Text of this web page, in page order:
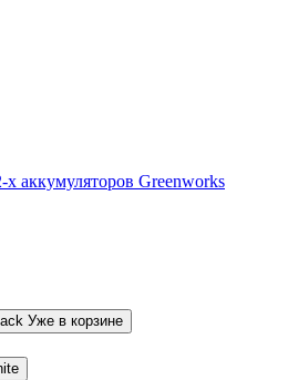
х аккумуляторов Greenworks
Уже в корзине